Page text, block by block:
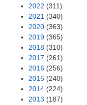
2022 (311)
2021 (340)
2020 (363)
2019 (365)
2018 (310)
2017 (261)
2016 (256)
2015 (240)
2014 (224)
2013 (187)